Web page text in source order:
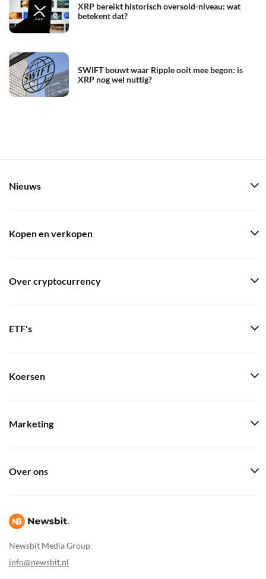
XRP bereikt historisch oversold-niveau: wat
betekent dat?
SWIFT bouwt waar Ripple ooit mee begon: is
XRP nog wel nuttig?
Newsbit Media Group
info@newsbit.nl
Nieuws
Kopen en verkopen
Over cryptocurrency
ETF's
Koersen
Marketing
Over ons